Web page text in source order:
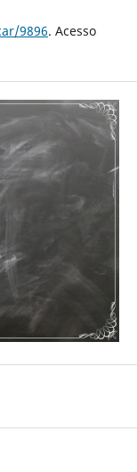
9896. Acesso